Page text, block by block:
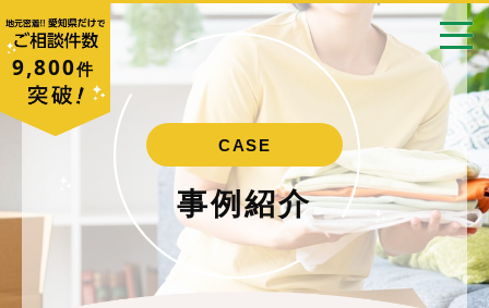
9,800件
CASE
事例紹介